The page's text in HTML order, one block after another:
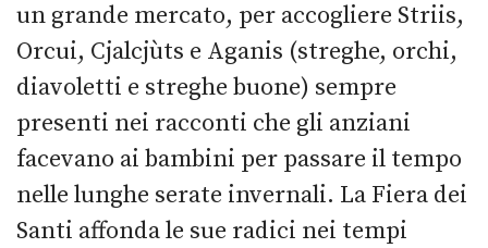
un grande mercato, per accogliere Striis,
Orcui, Cjalcjùts e Aganis (streghe, orchi,
diavoletti e streghe buone) sempre
presenti nei racconti che gli anziani
facevano ai bambini per passare il tempo
nelle lunghe serate invernali. La Fiera dei
Santi affonda le sue radici nei tempi